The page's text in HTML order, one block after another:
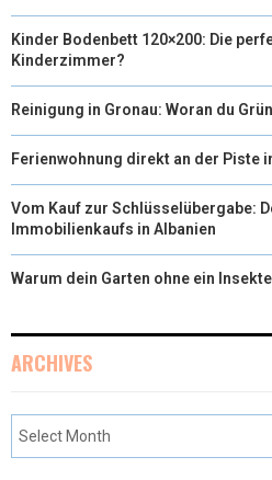
Kinder Bodenbett 120×200: Die
Kinderzimmer?
Reinigung in Gronau: Woran du
Ferienwohnung direkt an der Piste
Vom Kauf zur Schlüsselübergabe:
Immobilienkaufs in Albanien
Warum dein Garten ohne ein
ARCHIVES